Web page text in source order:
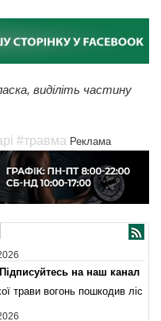
виділіть частину
#травма Реклама
на наш канал
трави вогонь пошкодив ліс